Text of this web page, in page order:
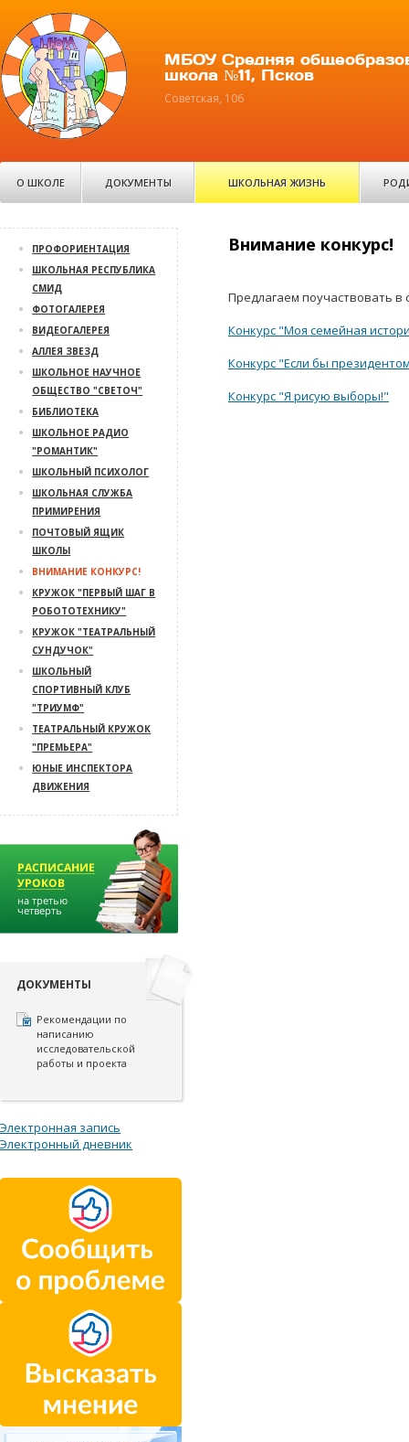
МБОУ Средняя
школа №11, Псков
Советская, 106
О ШКОЛЕ ДОКУМЕНТЫ ШКОЛЬНАЯ ЖИЗНЬ
Внимание конкурс!
Предлагаем поучаствовать
Конкурс "Моя семейная
Конкурс "Если бы
Конкурс "Я рисую выборы!"
ПРОФОРИЕНТАЦИЯ
ШКОЛЬНАЯ РЕСПУБЛИКА
СМИД
ФОТОГАЛЕРЕЯ
ВИДЕОГАЛЕРЕЯ
АЛЛЕЯ ЗВЕЗД
ШКОЛЬНОЕ НАУЧНОЕ
ОБЩЕСТВО "СВЕТОЧ"
БИБЛИОТЕКА
ШКОЛЬНОЕ РАДИО
"РОМАНТИК"
ШКОЛЬНЫЙ ПСИХОЛОГ
ШКОЛЬНАЯ СЛУЖБА
ПРИМИРЕНИЯ
ПОЧТОВЫЙ ЯЩИК
ШКОЛЫ
ВНИМАНИЕ КОНКУРС!
КРУЖОК "ПЕРВЫЙ ШАГ В
РОБОТОТЕХНИКУ"
КРУЖОК "ТЕАТРАЛЬНЫЙ
СУНДУЧОК"
ШКОЛЬНЫЙ
СПОРТИВНЫЙ КЛУБ
"ТРИУМФ"
ТЕАТРАЛЬНЫЙ КРУЖОК
"ПРЕМЬЕРА"
ЮНЫЕ ИНСПЕКТОРА
ДВИЖЕНИЯ
ДОКУМЕНТЫ
Рекомендации по
написанию
исследовательской
работы и проекта
Электронная запись
Электронный дневник